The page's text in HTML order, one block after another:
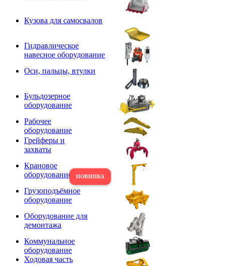
Кузова для самосвалов
Гидравлическое
навесное оборудование
Оси, пальцы, втулки
Бульдозерное
оборудование
Рабочее
оборудование
Грейферы и
захваты
Крановое
оборудование
Грузоподъёмное
оборудование
Оборудование для
демонтажа
Коммунальное
оборудование
Ходовая часть